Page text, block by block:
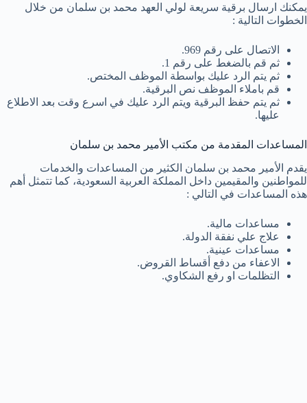
يمكنك ارسال برقية سريعة لولي العهد محمد بن سلمان من خلال
الخطوات التالية :
الاتصال على رقم 969.
ثم قم بالضغط على رقم 1.
ثم يتم الرد عليك بواسطة الموظف المختص.
قم باملاء الموظف نص البرقية.
ثم يتم حفظ البرقية ويتم الرد عليك في اسرع وقت بعد الاطلاع
عليها.
المساعدات المقدمة من مكتب الأمير محمد بن سلمان
يقدم الأمير محمد بن سلمان الكثير من المساعدات والخدمات
للمواطنين والمقيمين داخل المملكة العربية السعودية، كما تتمثل أهم
هذه المساعدات في التالي :
مساعدات مالية.
علاج علي نفقة الدولة.
مساعدات عينية.
الاعفاء من دفع أقساط القروض.
التظلمات او رفع الشكاوي.